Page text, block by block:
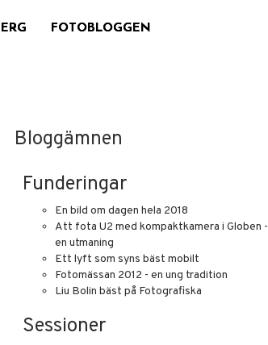
FOTOBLOGGEN
Bloggämnen
Funderingar
En bild om dagen hela 2018
Att fota U2 med kompaktkamera i Globen -
en utmaning
Ett lyft som syns bäst mobilt
Fotomässan 2012 - en ung tradition
Liu Bolin bäst på Fotografiska
Sessioner